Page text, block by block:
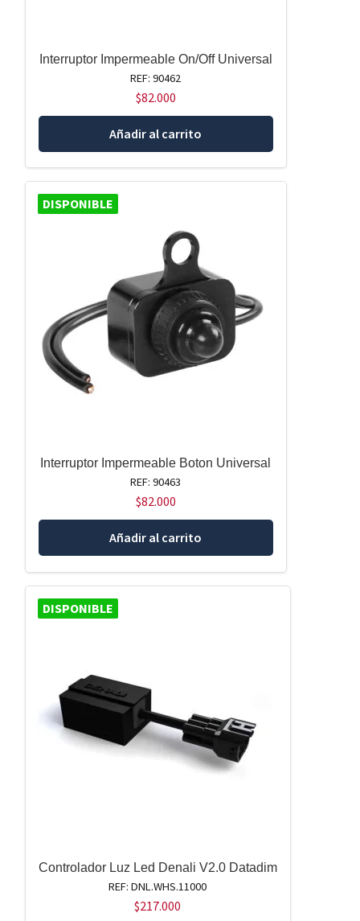
Interruptor Impermeable On/Off Universal
REF: 90462
$82.000
Añadir al carrito
DISPONIBLE
Interruptor Impermeable Boton Universal
REF: 90463
$82.000
Añadir al carrito
DISPONIBLE
Controlador Luz Led Denali V2.0 Datadim
REF: DNL.WHS.11000
$217.000